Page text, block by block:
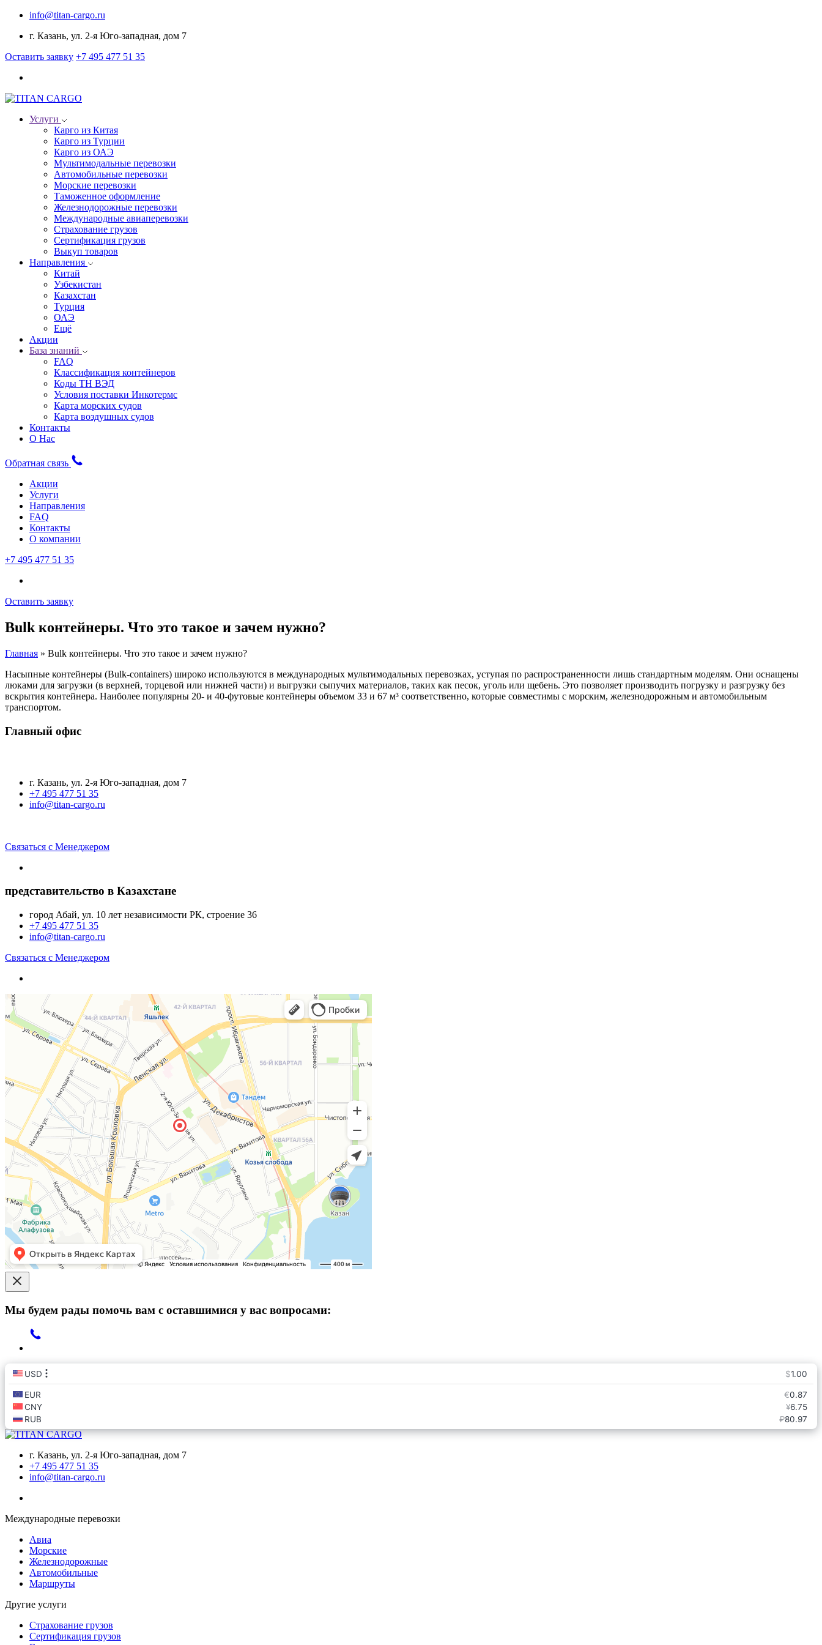
info@titan-cargo.ru
г. Казань, ул. 2-я Юго-западная, дом 7
Оставить заявку +7 495 477 51 35
Услуги
Карго из Китая
Карго из Турции
Карго из ОАЭ
Мультимодальные перевозки
Автомобильные перевозки
Морские перевозки
Таможенное оформление
Железнодорожные перевозки
Международные авиаперевозки
Страхование грузов
Сертификация грузов
Выкуп товаров
Направления
Китай
Узбекистан
Казахстан
Турция
ОАЭ
Ещё
Акции
База знаний
FAQ
Классификация контейнеров
Коды ТН ВЭД
Условия поставки Инкотермс
Карта морских судов
Карта воздушных судов
Контакты
О Нас
Обратная связь
Акции
Услуги
Направления
FAQ
Контакты
О компании
+7 495 477 51 35
Оставить заявку
Bulk контейнеры. Что это такое и зачем нужно?
Главная » Bulk контейнеры. Что это такое и зачем нужно?
Насыпные контейнеры (Bulk-containers) широко используются в международных мультимодальных перевозках, уступая по распространенности лишь стандартным моделям. Они оснащены
люками для загрузки (в верхней, торцевой или нижней части) и выгрузки сыпучих материалов, таких как песок, уголь или щебень. Это позволяет производить погрузку и разгрузку без
вскрытия контейнера. Наиболее популярны 20- и 40-футовые контейнеры объемом 33 и 67 м³ соответственно, которые совместимы с морским, железнодорожным и автомобильным
транспортом.
Главный офис
г. Казань, ул. 2-я Юго-западная, дом 7
+7 495 477 51 35
info@titan-cargo.ru
Связаться с Менеджером
представительство в Казахстане
город Абай, ул. 10 лет независимости РК, строение 36
+7 495 477 51 35
info@titan-cargo.ru
Связаться с Менеджером
Мы будем рады помочь вам с оставшимися у вас вопросами:
г. Казань, ул. 2-я Юго-западная, дом 7
+7 495 477 51 35
info@titan-cargo.ru
Международные перевозки
Авиа
Морские
Железнодорожные
Автомобильные
Маршруты
Другие услуги
Страхование грузов
Сертификация грузов